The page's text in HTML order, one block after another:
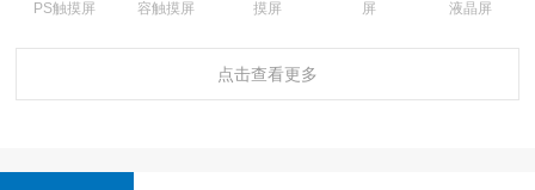
PS触摸屏
容触摸屏
摸屏
屏
液晶屏
点击查看更多